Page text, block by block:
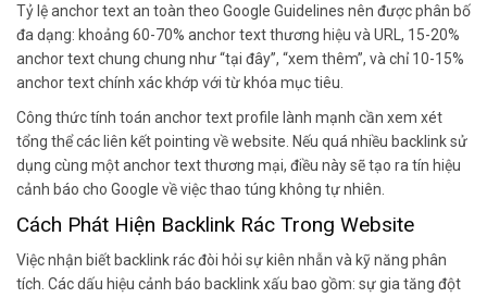
Tỷ lệ anchor text an toàn theo Google Guidelines nên được phân bố
đa dạng: khoảng 60-70% anchor text thương hiệu và URL, 15-20%
anchor text chung chung như “tại đây”, “xem thêm”, và chỉ 10-15%
anchor text chính xác khớp với từ khóa mục tiêu.
Công thức tính toán anchor text profile lành mạnh cần xem xét
tổng thể các liên kết pointing về website. Nếu quá nhiều backlink sử
dụng cùng một anchor text thương mại, điều này sẽ tạo ra tín hiệu
cảnh báo cho Google về việc thao túng không tự nhiên.
Cách Phát Hiện Backlink Rác Trong Website
Việc nhận biết backlink rác đòi hỏi sự kiên nhẫn và kỹ năng phân
tích. Các dấu hiệu cảnh báo backlink xấu bao gồm: sự gia tăng đột